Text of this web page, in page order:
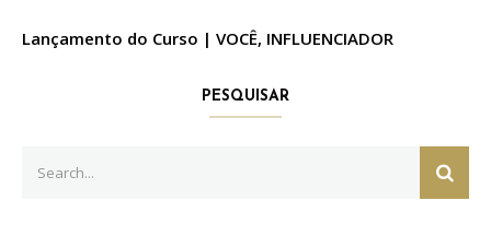
Lançamento do Curso | VOCÊ, INFLUENCIADOR
PESQUISAR
for: